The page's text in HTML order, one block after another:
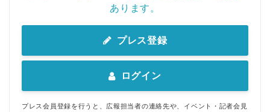
あります。
プレス登録
ログイン
プレス会員登録を行うと、広報担当者の連絡先や、イベント・記者会見